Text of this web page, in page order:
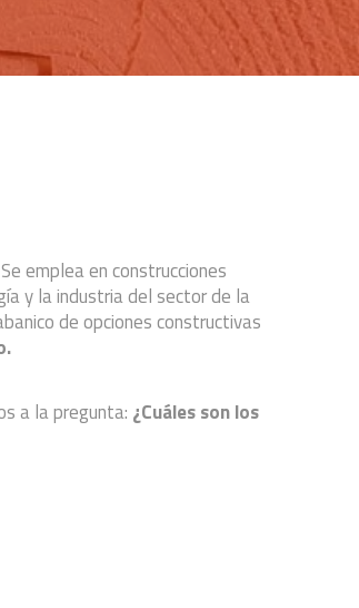
emplea en construcciones
y la industria del sector de la
de opciones constructivas
a la pregunta: ¿Cuáles son los